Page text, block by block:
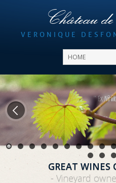
Château
VERONIQUE
GREAT WINES
- Vineyard